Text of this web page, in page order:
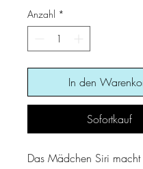
Anzahl *
In den
Sofortkauf
Das Mädchen Siri